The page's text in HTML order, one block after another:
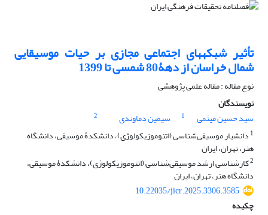
تأثیر شبکه‏های اجتماعی مجازی بر حیات موسیقایی
شمال خراسان از دهۀ80 شمسی تا 1399
نوع مقاله : مقاله علمی پژوهشی
نویسندگان
سید حسین میثمی
1 سیمین دماوندی
2
1 دانشیار موسیقی‌شناسی (اتنوموزیکولوژی)، دانشکدۀ موسیقی، دانشگاه
هنر، تهران، ایران
2کارشناسی ارشد موسیقی‌شناسی (اتنوموزیکولوژی)، دانشکدۀ موسیقی،
دانشگاه هنر، تهران، ایران
10.22035/jicr.2025.3306.3585
چکیده